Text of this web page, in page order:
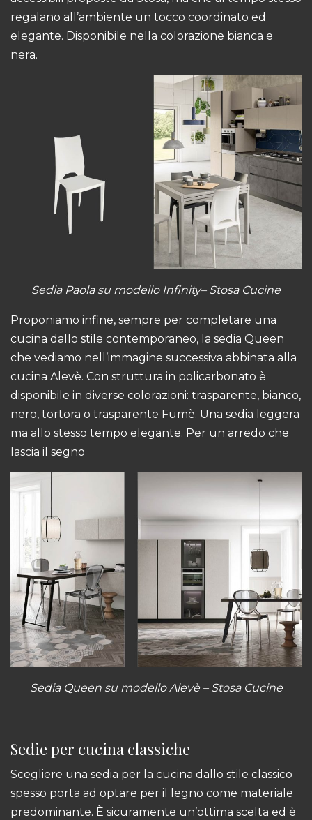
regalano all’ambiente un tocco coordinato ed
elegante. Disponibile nella colorazione bianca e
nera.
Sedia Paola su modello Infinity– Stosa Cucine
Proponiamo infine, sempre per completare una
cucina dallo stile contemporaneo, la sedia Queen
che vediamo nell’immagine successiva abbinata alla
cucina Alevè. Con struttura in policarbonato è
disponibile in diverse colorazioni: trasparente, bianco,
nero, tortora o trasparente Fumè. Una sedia leggera
ma allo stesso tempo elegante. Per un arredo che
lascia il segno
Sedia Queen su modello Alevè– Stosa Cucine
Sedie per cucina classiche
Scegliere una sedia per la cucina dallo stile classico
spesso porta ad optare per il legno come materiale
predominante. È sicuramente un’ottima scelta ed è